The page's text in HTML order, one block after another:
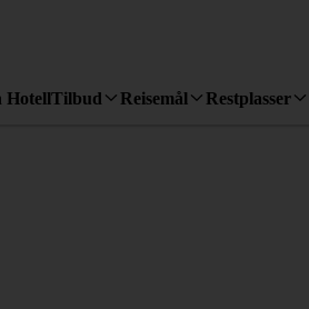
HotellTilbud Reisemål Restplasser